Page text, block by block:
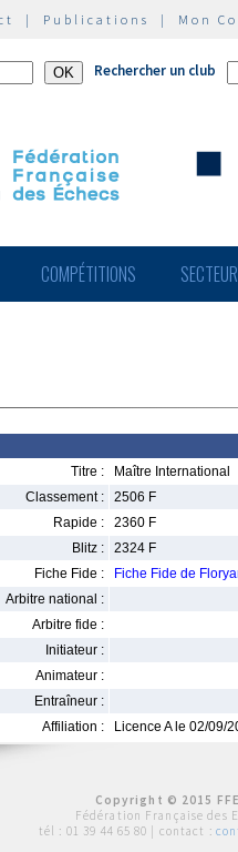
| Publications | Mon
Rechercher un club
COMPÉTITIONS
Titre :
Maître International
Classement :
2506 F
Rapide :
2360 F
Blitz :
2324 F
Fiche Fide :
Fiche Fide de
Arbitre national :
Arbitre fide :
Initiateur :
Animateur :
Entraîneur :
Affiliation :
Licence A le 02/09/
Copyright © 2015
Fédération Française des
tél : 01 39 44 65 80 | contact :